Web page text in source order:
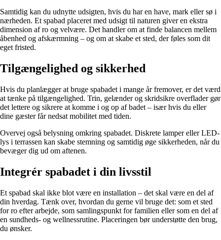
Samtidig kan du udnytte udsigten, hvis du har en have, mark eller sø i
nærheden. Et spabad placeret med udsigt til naturen giver en ekstra
dimension af ro og velvære. Det handler om at finde balancen mellem
åbenhed og afskærmning – og om at skabe et sted, der føles som dit
eget fristed.
Tilgængelighed og sikkerhed
Hvis du planlægger at bruge spabadet i mange år fremover, er det værd
at tænke på tilgængelighed. Trin, gelænder og skridsikre overflader gør
det lettere og sikrere at komme i og op af badet – især hvis du eller
dine gæster får nedsat mobilitet med tiden.
Overvej også belysning omkring spabadet. Diskrete lamper eller LED-
lys i terrassen kan skabe stemning og samtidig øge sikkerheden, når du
bevæger dig ud om aftenen.
Integrér spabadet i din livsstil
Et spabad skal ikke blot være en installation – det skal være en del af
din hverdag. Tænk over, hvordan du gerne vil bruge det: som et sted
for ro efter arbejde, som samlingspunkt for familien eller som en del af
en sundheds- og wellnessrutine. Placeringen bør understøtte den brug,
du ønsker.